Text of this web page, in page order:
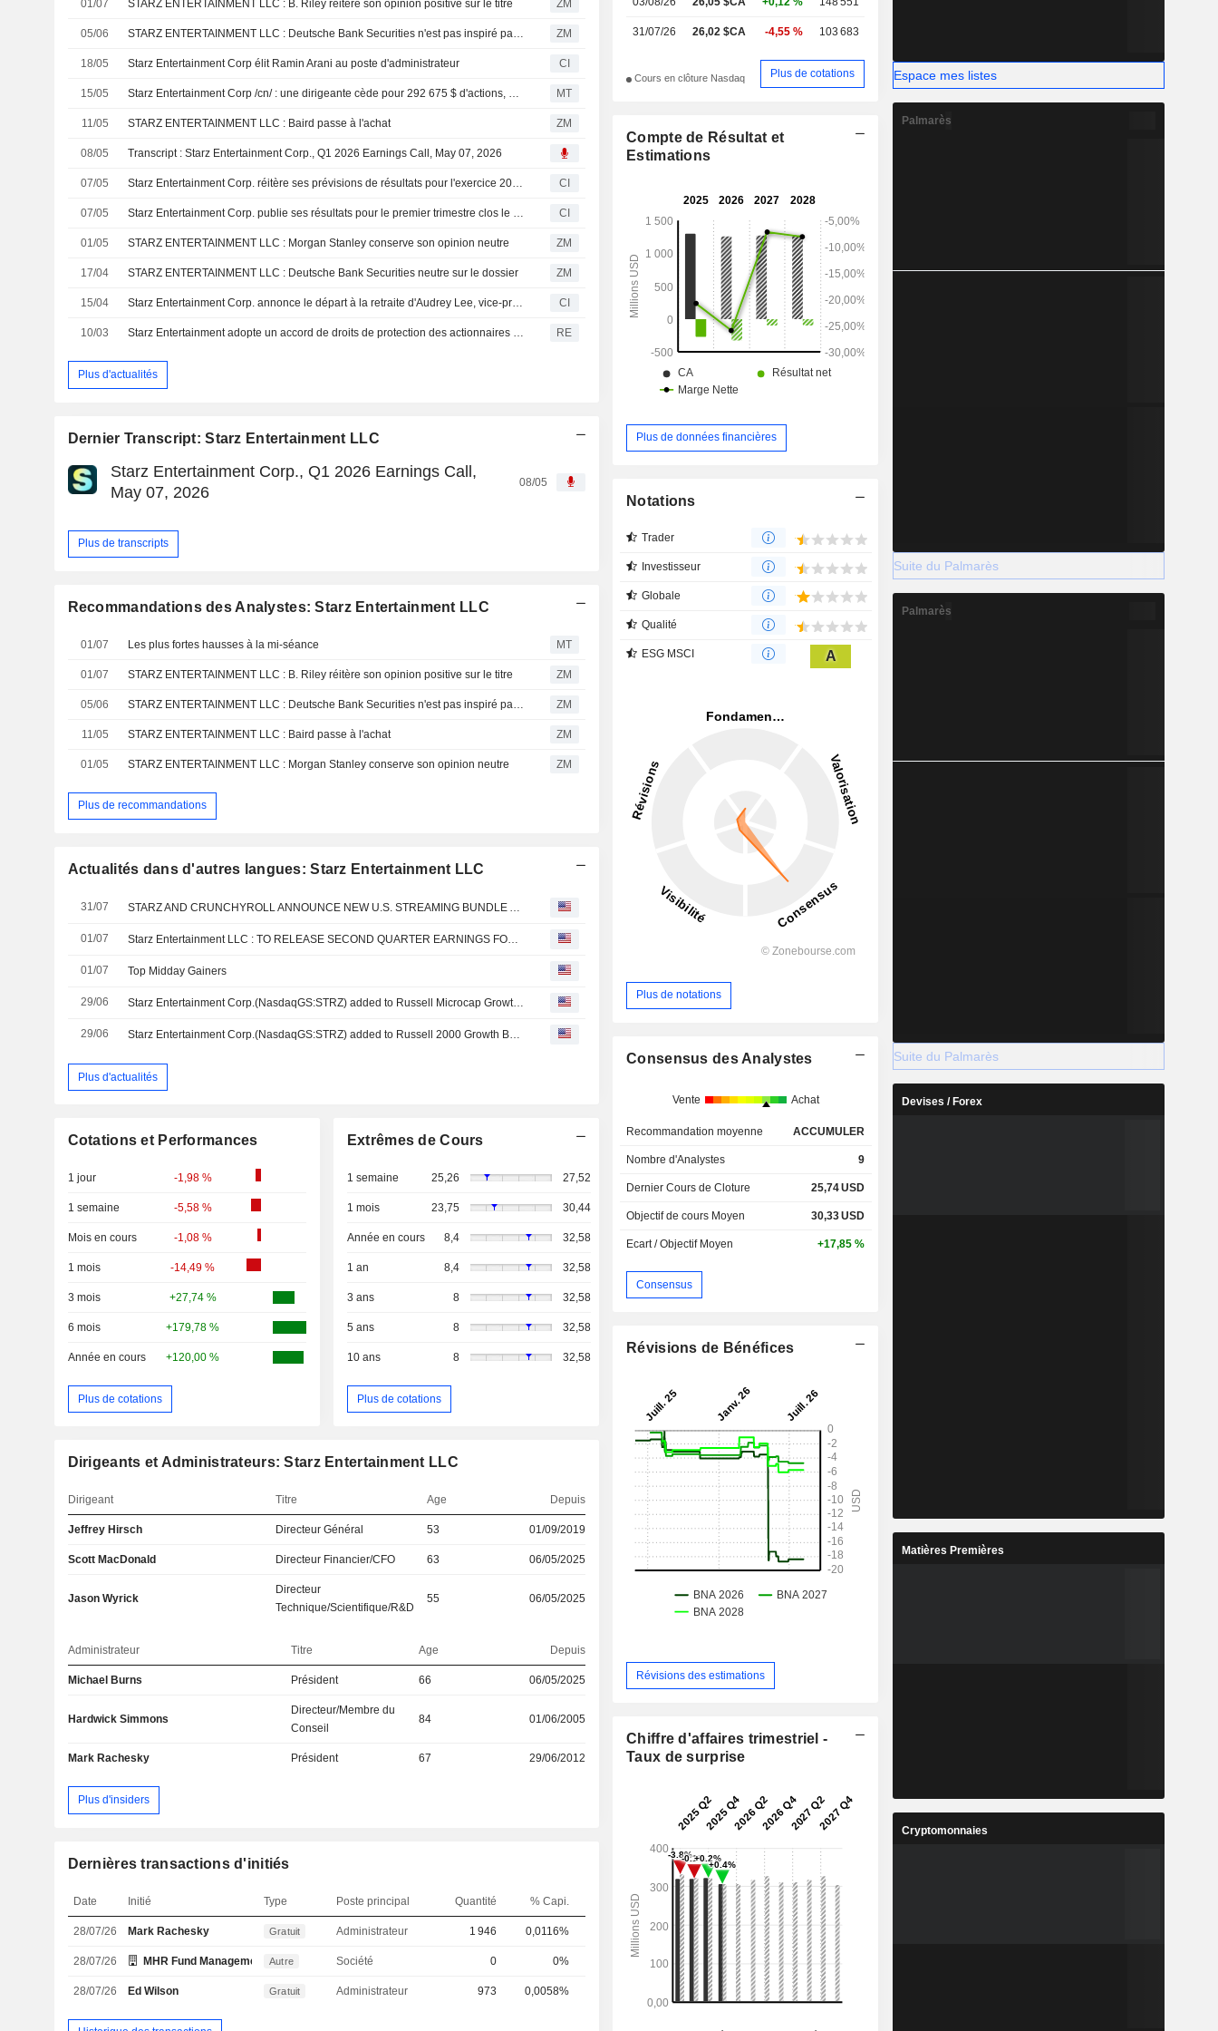
01/07 STARZ ENTERTAINMENT LLC : B. Riley réitère son opinion positive sur le titre ZM
05/06 STARZ ENTERTAINMENT LLC : Deutsche Bank Securities n'est pas inspiré par le dossier ZM
18/05 Starz Entertainment Corp élit Ramin Arani au poste d'administrateur CI
15/05 Starz Entertainment Corp /cn/ : une dirigeante cède pour 292 675 $ d'actions, selon un document de la SEC MT
11/05 STARZ ENTERTAINMENT LLC : Baird passe à l'achat ZM
08/05 Transcript : Starz Entertainment Corp., Q1 2026 Earnings Call, May 07, 2026
07/05 Starz Entertainment Corp. réitère ses prévisions de résultats pour l'exercice 2026 CI
07/05 Starz Entertainment Corp. publie ses résultats pour le premier trimestre clos le 31 mars 2026 CI
01/05 STARZ ENTERTAINMENT LLC : Morgan Stanley conserve son opinion neutre ZM
17/04 STARZ ENTERTAINMENT LLC : Deutsche Bank Securities neutre sur le dossier ZM
15/04 Starz Entertainment Corp. annonce le départ à la retraite d'Audrey Lee, vice-présidente exécutive et directrice juridique, effectif au 1er mai 2026 CI
10/03 Starz Entertainment adopte un accord de droits de protection des actionnaires à durée limitée RE
Plus d'actualités
Dernier Transcript: Starz Entertainment LLC
Starz Entertainment Corp., Q1 2026 Earnings Call,
May 07, 2026
08/05
Plus de transcripts
Recommandations des Analystes: Starz Entertainment LLC
01/07 Les plus fortes hausses à la mi-séance MT
01/07 STARZ ENTERTAINMENT LLC : B. Riley réitère son opinion positive sur le titre ZM
05/06 ZM
11/05 STARZ ENTERTAINMENT LLC : Baird passe à l'achat ZM
01/05 STARZ ENTERTAINMENT LLC : Morgan Stanley conserve son opinion neutre ZM
Plus de recommandations
Actualités dans d'autres langues: Starz Entertainment LLC
31/07 STARZ AND CRUNCHYROLL ANNOUNCE NEW U.S. STREAMING BUNDLE AVAILABLE ON PRIME VIDEO; Offering Gives Fans Access to Premium Anime and STARZ Originals, Including the Finale of 'Power Book III: Raising Kanan'
01/07 Starz Entertainment LLC : TO RELEASE SECOND QUARTER EARNINGS FOR 2026 AND HOLD ANALYST AND INVESTOR CONFERENCE CALL BEFORE MARKET OPEN ON FRIDAY, AUGUST 7
01/07 Top Midday Gainers
29/06 Starz Entertainment Corp.(NasdaqGS:STRZ) added to Russell Microcap Growth Benchmark Index
29/06 Starz Entertainment Corp.(NasdaqGS:STRZ) added to Russell 2000 Growth Benchmark
Plus d'actualités
Cotations et Performances
1 jour -1,98 %
1 semaine -5,58 %
Mois en cours -1,08 %
1 mois -14,49 %
3 mois +27,74 %
6 mois +179,78 %
Année en cours +120,00 %
Plus de cotations
Extrêmes de Cours
1 semaine 25,26 27,52
1 mois 23,75 30,44
Année en cours 8,4 32,58
1 an 8,4 32,58
3 ans 8 32,58
5 ans 8 32,58
10 ans 8 32,58
Plus de cotations
Dirigeants et Administrateurs: Starz Entertainment LLC
Dirigeant Titre Age Depuis
Jeffrey Hirsch Directeur Général 53 01/09/2019
Scott MacDonald Directeur Financier/CFO 63 06/05/2025
Jason Wyrick
Directeur
Technique/Scientifique/R&D
55 06/05/2025
Administrateur Titre Age Depuis
Michael Burns Président 66 06/05/2025
Hardwick Simmons
Directeur/Membre du
Conseil
84 01/06/2005
Mark Rachesky Président 67 29/06/2012
Plus d'insiders
Dernières transactions d'initiés
Date Initié Type Poste principal Quantité % Capi.
28/07/26 Mark Rachesky Gratuit Administrateur 1 946 0,0116%
28/07/26 MHR Fund Management LLC /Private Equity/
Autre Société 0 0%
28/07/26 Ed Wilson Gratuit Administrateur 973 0,0058%
plateforme Starz »).
31/07/26 26,02 $CA -4,55 % 103 683
Cours en clôture Nasdaq Plus de cotations
Compte de Résultat et
Estimations
Plus de données financières
Notations
Trader
Investisseur
Globale
Qualité
ESG MSCI A
Plus de notations
Consensus des Analystes
Vente Achat
Recommandation moyenne ACCUMULER
Nombre d'Analystes 9
Dernier Cours de Cloture 25,74USD
Objectif de cours Moyen 30,33USD
Ecart / Objectif Moyen +17,85 %
Consensus
Révisions de Bénéfices
Révisions des estimations
Chiffre d'affaires trimestriel -
Taux de surprise
Espace mes listes
Palmarès
Suite du Palmarès
Palmarès
Suite du Palmarès
Devises / Forex
Matières Premières
Cryptomonnaies